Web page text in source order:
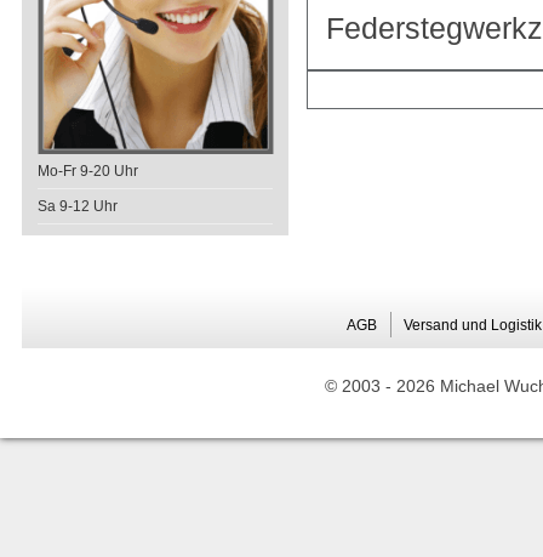
Mo-Fr 9-20 Uhr
Sa 9-12 Uhr
AGB Versand und Logistik
© 2003 - 2026 Michael